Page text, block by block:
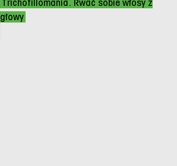
Trichotillomania. Rwać sobie włosy z
głowy